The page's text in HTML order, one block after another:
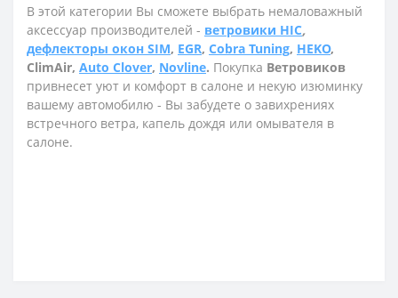
В этой категории Вы сможете выбрать немаловажный
аксессуар производителей - ветровики HIC,
дефлекторы окон SIM, EGR, Cobra Tuning, HEKO,
ClimAir, Auto Clover, Novline. Покупка Ветровиков
привнесет уют и комфорт в салоне и некую изюминку
вашему автомобилю - Вы забудете о завихрениях
встречного ветра, капель дождя или омывателя в
салоне.